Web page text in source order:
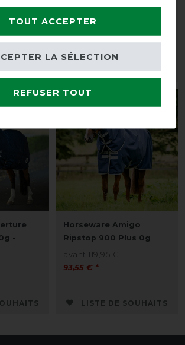
-
Marine/Argent
avant 85,00 €
76,50 € *
LISTE DE SOUHAITS
-
Horseware Amigo
Ripstop 900 Plus 0g
avant 119,95 €
93,55 € *
LISTE DE SOUHAITS
TOUT ACCEPTER
REFUSER TOUT
LA SÉLECTION